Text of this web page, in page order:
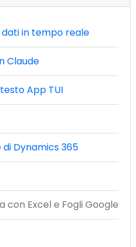
in tempo reale
Claude
App TUI
Dynamics 365
con Excel e Fogli Google